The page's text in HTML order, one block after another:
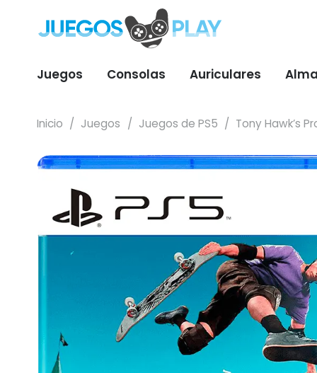
Juegos Consolas Auriculares
Inicio / Juegos / Juegos de PS5 / Tony Hawk’s